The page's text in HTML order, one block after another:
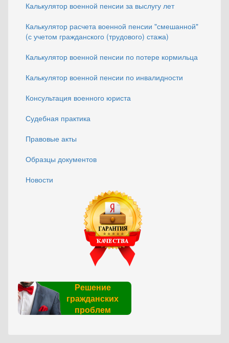
Калькулятор военной пенсии за выслугу лет
Калькулятор расчета военной пенсии "смешанной"
(с учетом гражданского (трудового) стажа)
Калькулятор военной пенсии по потере кормильца
Калькулятор военной пенсии по инвалидности
Консультация военного юриста
Судебная практика
Правовые акты
Образцы документов
Новости
Решение
гражданских
проблем